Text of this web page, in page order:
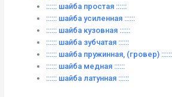
:::::: шайба простая ::::::
:::::: шайба усиленная ::::::
:::::: шайба кузовная ::::::
:::::: шайба зубчатая ::::::
:::::: шайба пружинная, (гровер) ::::::
:::::: шайба медная ::::::
:::::: шайба латунная ::::::